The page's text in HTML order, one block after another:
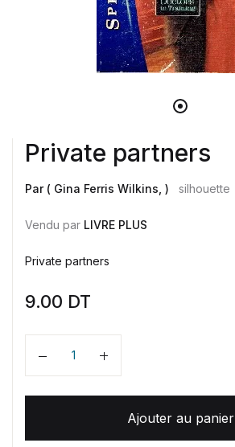
Private partners
Par ( Gina Ferris Wilkins, ) silhouette
Vendu par LIVRE PLUS
Private partners
9.00 DT
Quantité
Ajouter au panier